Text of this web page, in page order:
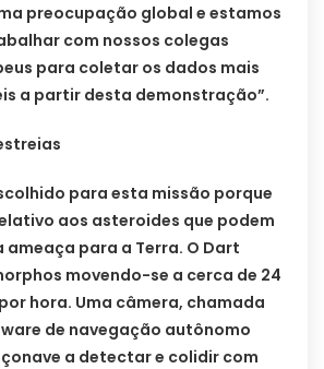
preocupação global e estamos
com nossos colegas
para coletar os dados mais
a partir desta demonstração”.
para esta missão porque
aos asteroides que podem
ameaça para a Terra. O Dart
movendo-se a cerca de 24
hora. Uma câmera, chamada
de navegação autônomo
a detectar e colidir com